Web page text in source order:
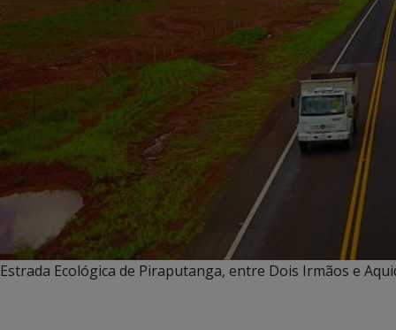
Estrada Ecológica de Piraputanga, entre Dois Irmãos e